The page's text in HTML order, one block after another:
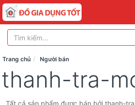
Trang chủ Người bán
thanh-tra-
Tất cả sản phẩm được bán bởi thanh-